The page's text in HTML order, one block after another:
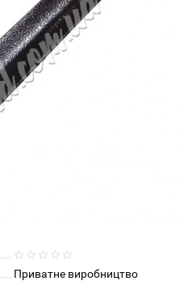
Приватне виробництво